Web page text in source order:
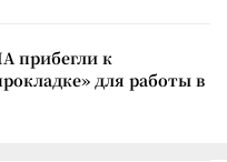
прибегли к
для работы в